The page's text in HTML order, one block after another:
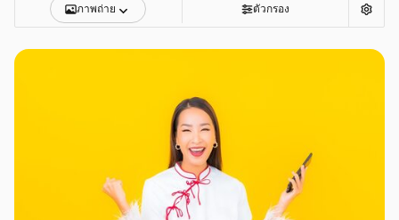
ภาพถ่าย ตัวกรอง